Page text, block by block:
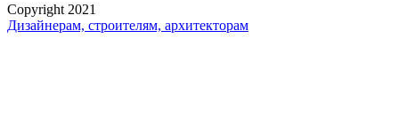
Copyright 2021
Дизайнерам, строителям, архитекторам